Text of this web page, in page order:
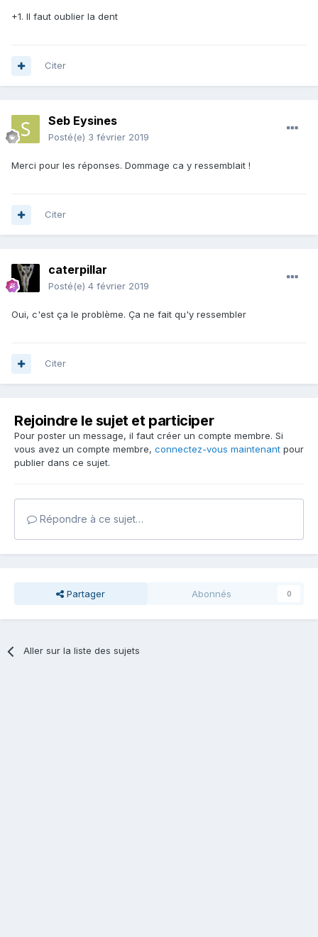
+1. Il faut oublier la dent
Citer
Seb Eysines
Posté(e) 3 février 2019
Merci pour les réponses. Dommage ca y ressemblait !
Citer
caterpillar
Posté(e) 4 février 2019
Oui, c'est ça le problème. Ça ne fait qu'y ressembler
Citer
Rejoindre le sujet et participer
Pour poster un message, il faut créer un compte membre. Si
vous avez un compte membre, connectez-vous maintenant pour
publier dans ce sujet.
Répondre à ce sujet…
Partager Abonnés 0
Aller sur la liste des sujets